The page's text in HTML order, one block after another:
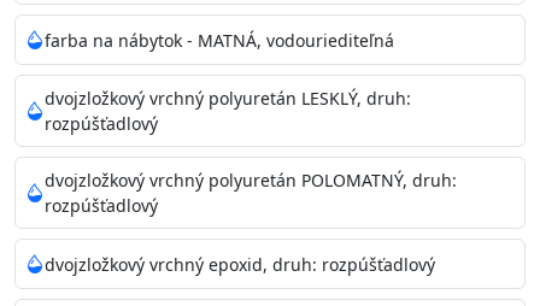
farba na nábytok - MATNÁ, vodouriediteľná
dvojzložkový vrchný polyuretán LESKLÝ, druh:
rozpúšťadlový
dvojzložkový vrchný polyuretán POLOMATNÝ, druh:
rozpúšťadlový
dvojzložkový vrchný epoxid, druh: rozpúšťadlový